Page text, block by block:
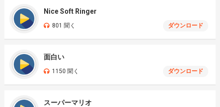
Nice Soft Ringer
801 聞く ダウンロード
面白い
1150 聞く ダウンロード
スーパーマリオ